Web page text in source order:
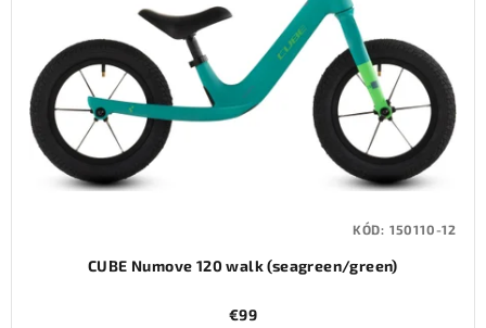
CUBE Numove 120 walk (seagreen/green)
€99
KÓD: 150110-12